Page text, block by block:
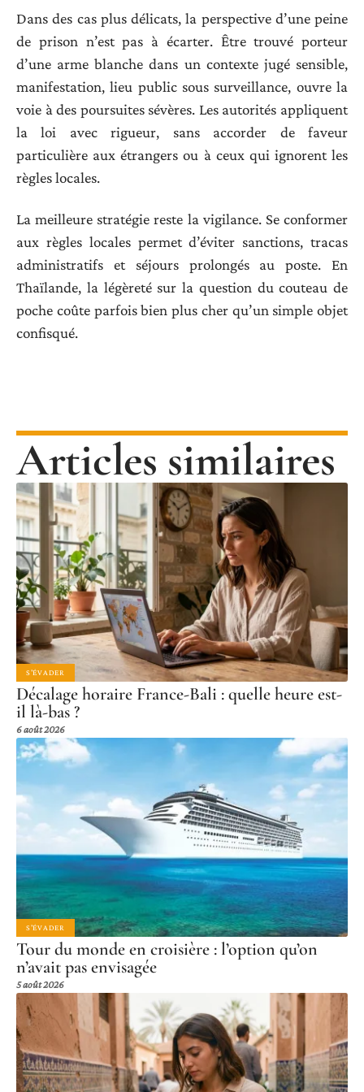
Dans des cas plus délicats, la perspective d’une peine
de prison n’est pas à écarter. Être trouvé porteur
d’une arme blanche dans un contexte jugé sensible,
manifestation, lieu public sous surveillance, ouvre la
voie à des poursuites sévères. Les autorités appliquent
la loi avec rigueur, sans accorder de faveur
particulière aux étrangers ou à ceux qui ignorent les
règles locales.
La meilleure stratégie reste la vigilance. Se conformer
aux règles locales permet d’éviter sanctions, tracas
administratifs et séjours prolongés au poste. En
Thaïlande, la légèreté sur la question du couteau de
poche coûte parfois bien plus cher qu’un simple objet
confisqué.
Articles similaires
S'ÉVADER
Décalage horaire France-Bali : quelle heure est-
il là-bas ?
6 août 2026
S'ÉVADER
Tour du monde en croisière : l’option qu’on
n’avait pas envisagée
5 août 2026